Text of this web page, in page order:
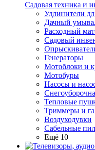
Садовая техника и
Удлинители
Дачный
Расходный
Садовый
Генераторы
Мотоблоки и
Мотобуры
Насосы и
Тепловые
Триммеры и
Воздуходувки
Сабельные
Ещё 10